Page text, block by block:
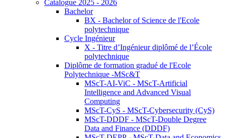
Catalogue 2025 - 2026
Bachelor
BX - Bachelor of Science de l'Ecole
polytechnique
Cycle Ingénieur
X - Titre d’Ingénieur diplômé de l’École
polytechnique
Diplôme de formation gradué de l'Ecole
Polytechnique -MSc&T
MScT-AI-ViC - MScT-Artificial
Intelligence and Advanced Visual
Computing
MScT-CyS - MScT-Cybersecurity (CyS)
MScT-DDDF - MScT-Double Degree
Data and Finance (DDDF)